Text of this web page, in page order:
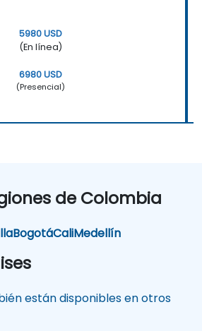
5980 USD
(En línea)
6980 USD
(Presencial)
de Colombia
BogotáCaliMedellín
están disponibles en otros